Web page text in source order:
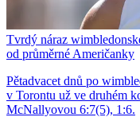
Tvrdý náraz
od průměrné Američanky
Pětadvacet dnů po
v Torontu už ve druhém
McNallyovou 6:7(5), 1:6.